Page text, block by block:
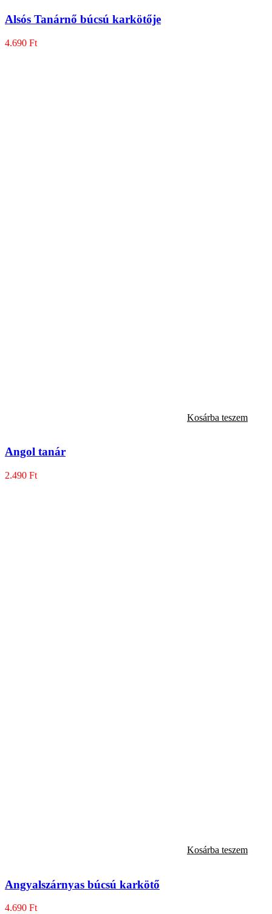
Alsós Tanárnő búcsú karkötője
4.690 Ft
Kosárba teszem
Angol tanár
2.490 Ft
Kosárba teszem
Angyalszárnyas búcsú karkötő
4.690 Ft